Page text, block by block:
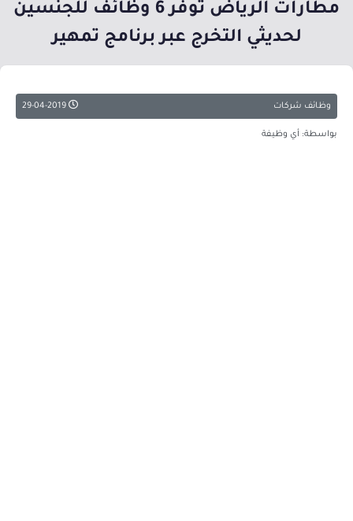
مطارات الرياض توفر 6 وظائف للجنسين
لحديثي التخرج عبر برنامج تمهير
وظائف شركات
بواسطة: أي وظيفة